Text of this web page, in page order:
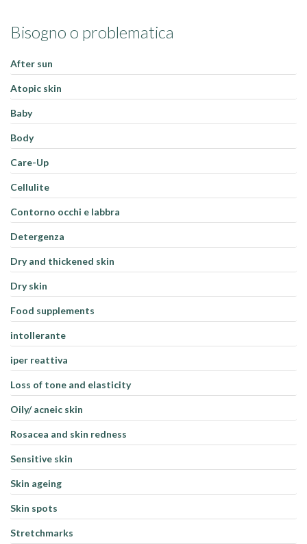
Bisogno o problematica
After sun
Atopic skin
Baby
Body
Care-Up
Cellulite
Contorno occhi e labbra
Detergenza
Dry and thickened skin
Dry skin
Food supplements
intollerante
iper reattiva
Loss of tone and elasticity
Oily/ acneic skin
Rosacea and skin redness
Sensitive skin
Skin ageing
Skin spots
Stretchmarks